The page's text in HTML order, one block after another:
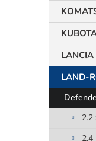
LANCIA
LAND-
2.4